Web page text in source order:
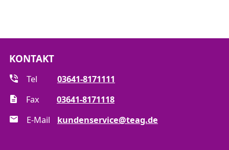
KONTAKT
Tel
03641-8171111
Fax
03641-8171118
E-Mail
kundenservice@teag.de